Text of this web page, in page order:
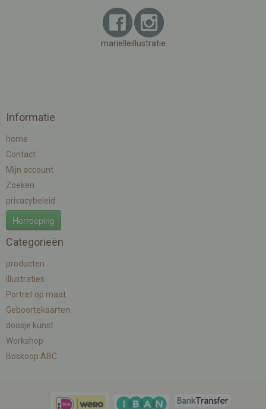
marielleillustratie
Informatie
home
Contact
Mijn account
Zoeken
privacybeleid
Herroeping
Categorieën
producten
illustraties
Portret op maat
Geboortekaarten
doosje kunst
Workshop
Boskoop ABC